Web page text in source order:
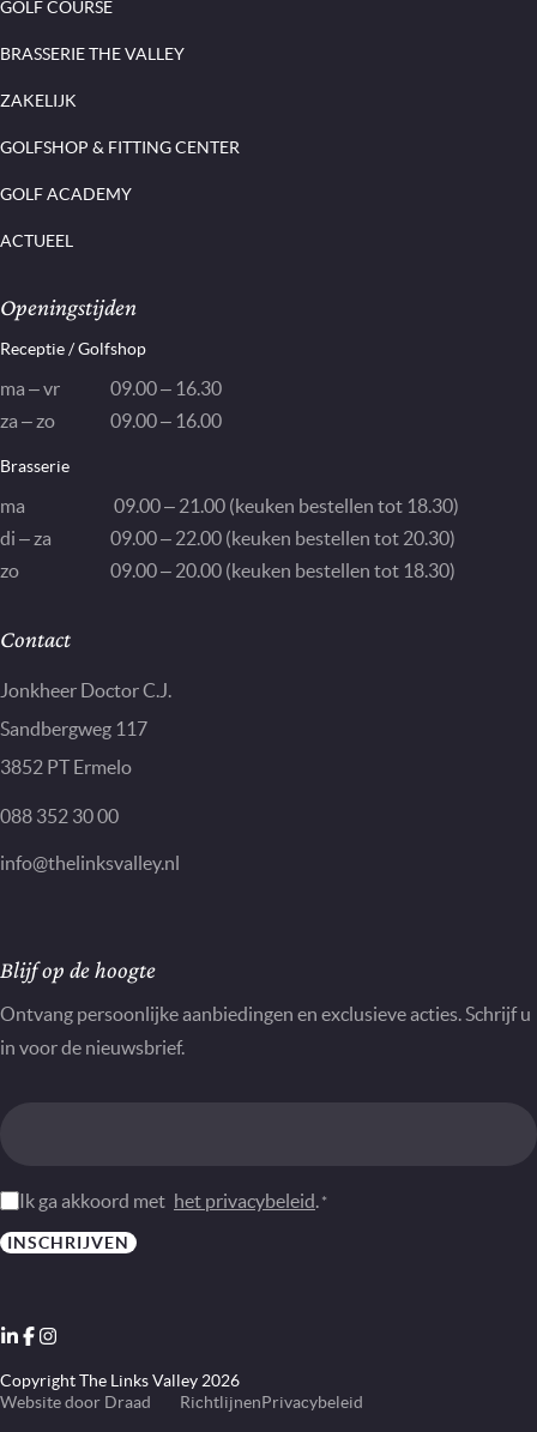
GOLF COURSE
BRASSERIE THE VALLEY
ZAKELIJK
GOLFSHOP & FITTING CENTER
GOLF ACADEMY
ACTUEEL
Openingstijden
Receptie / Golfshop
ma – vr
09.00 – 16.30
za – zo
09.00 – 16.00
Brasserie
ma
09.00 – 21.00 (keuken bestellen tot 18.30)
di – za
09.00 – 22.00 (keuken bestellen tot 20.30)
zo
09.00 – 20.00 (keuken bestellen tot 18.30)
Contact
Jonkheer Doctor C.J.
Sandbergweg 117
3852 PT Ermelo
088 352 30 00
info@thelinksvalley.nl
Nieuwsbrief
Blijf op de hoogte
Ontvang persoonlijke aanbiedingen en exclusieve acties. Schrijf u
in voor de nieuwsbrief.
Instemming
*
Ik ga akkoord met het privacybeleid. *
INSCHRIJVEN
LinkedIn
Facebook
Copyright The Links Valley 2026
Website door Draad
RichtlijnenPrivacybeleid